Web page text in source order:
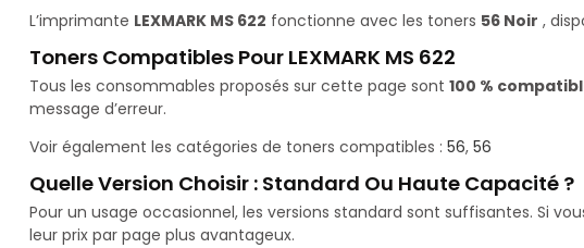
L’imprimante LEXMARK MS 622 fonctionne avec les toners 56 Noir ,
Toners Compatibles Pour LEXMARK MS 622
Tous les consommables proposés sur cette page sont 100 %
message d’erreur.
Voir également les catégories de toners compatibles : 56, 56
Quelle Version Choisir : Standard Ou Haute Capacité ?
Pour un usage occasionnel, les versions standard sont suffisantes. Si
leur prix par page plus avantageux.